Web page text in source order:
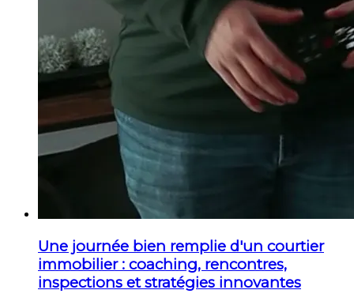
Une journée bien remplie d'un courtier
immobilier : coaching, rencontres,
inspections et stratégies innovantes